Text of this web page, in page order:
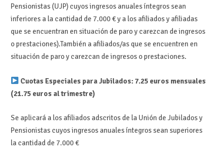
Pensionistas (UJP) cuyos ingresos anuales íntegros sean
inferiores a la cantidad de 7.000 € y a los afiliados y afiliadas
que se encuentran en situación de paro y carezcan de ingresos
o prestaciones).También a afiliados/as que se encuentren en
situación de paro y carezcan de ingresos o prestaciones.
Cuotas Especiales para Jubilados: 7.25 euros mensuales
(21.75 euros al trimestre)
Se aplicará a los afiliados adscritos de la Unión de Jubilados y
Pensionistas cuyos ingresos anuales íntegros sean superiores
la cantidad de 7.000 €